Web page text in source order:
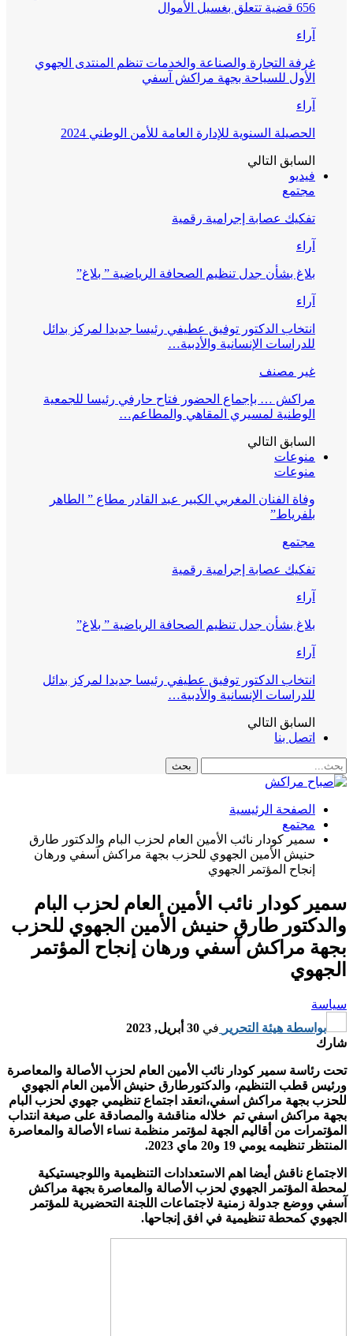
656 قضية تتعلق بغسيل الأموال
آراء
غرفة التجارة والصناعة والخدمات تنظم المنتدى الجهوي
الأول للسياحة بجهة مراكش آسفي
آراء
الحصيلة السنوية للإدارة العامة للأمن الوطني 2024
السابق التالي
فيديو
مجتمع
تفكيك عصابة إجرامية رقمية
آراء
بلاغ بشأن جدل تنظيم الصحافة الرياضية ” بلاغ”
آراء
انتخاب الدكتور توفيق عطيفي رئيسا جديدا لمركز بدائل
للدراسات الإنسانية والأدبية…
غير مصنف
مراكش … بإجماع الحضور فتاح حارفي رئيسا للجمعية
الوطنية لمسيري المقاهي والمطاعم…
السابق التالي
منوعات
منوعات
وفاة الفنان المغربي الكبير عبد القادر مطاع ” الطاهر
بلفرياط”
مجتمع
تفكيك عصابة إجرامية رقمية
آراء
بلاغ بشأن جدل تنظيم الصحافة الرياضية ” بلاغ”
آراء
انتخاب الدكتور توفيق عطيفي رئيسا جديدا لمركز بدائل
للدراسات الإنسانية والأدبية…
السابق التالي
اتصل بنا
الصفحة الرئيسية
مجتمع
سمير كودار نائب الأمين العام لحزب البام والدكتور طارق
حنيش الأمين الجهوي للحزب بجهة مراكش آسفي ورهان
إنجاح المؤتمر الجهوي
سمير كودار نائب الأمين العام لحزب البام
والدكتور طارق حنيش الأمين الجهوي للحزب
بجهة مراكش آسفي ورهان إنجاح المؤتمر
الجهوي
سياسة
بواسطة هيئة التحرير في 30 أبريل, 2023
شارك
تحت رئاسة سمير كودار نائب الأمين العام لحزب الأصالة والمعاصرة
ورئيس قطب التنظيم، والدكتورطارق حنيش الأمين العام الجهوي
للحزب بجهة مراكش اسفي،انعقد اجتماع تنظيمي جهوي لحزب البام
بجهة مراكش اسفي تم خلاله مناقشة والمصادقة على صيغة انتداب
المؤتمرات من أقاليم الجهة لمؤتمر منظمة نساء الأصالة والمعاصرة
المنتظر تنظيمه يومي 19 و20 ماي 2023.
الاجتماع ناقش أيضا اهم الاستعدادات التنظيمية واللوجيستيكية
لمحطة المؤتمر الجهوي لحزب الأصالة والمعاصرة بجهة مراكش
آسفي ووضع جدولة زمنية لاجتماعات اللجنة التحضيرية للمؤتمر
الجهوي كمحطة تنظيمية في افق إنجاحها.